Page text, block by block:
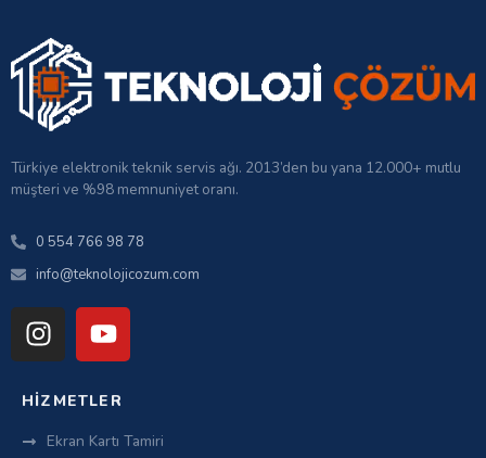
Türkiye elektronik teknik servis ağı. 2013’den bu yana 12.000+ mutlu
müşteri ve %98 memnuniyet oranı.
0 554 766 98 78
info@teknolojicozum.com
HIZMETLER
Ekran Kartı Tamiri